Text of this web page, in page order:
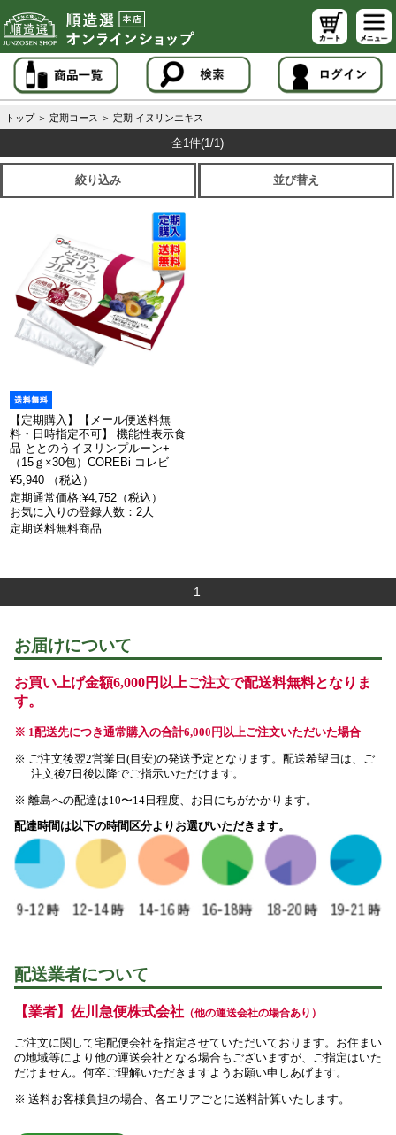
トップ ＞ 定期コース ＞ 定期 イヌリンエキス
全1件(1/1)
絞り込み 並び替え
【定期購入】【メール便送料無
料・日時指定不可】 機能性表示食
品 ととのうイヌリンプルーン+
（15ｇ×30包）COREBi コレビ
¥5,940 （税込）
定期通常価格:¥4,752（税込）
お気に入りの登録人数：2人
定期送料無料商品
1